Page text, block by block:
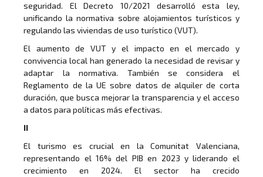
seguridad. El Decreto 10/2021 desarrolló esta ley,
unificando la normativa sobre alojamientos turísticos y
regulando las viviendas de uso turístico (VUT).
El aumento de VUT y el impacto en el mercado y
convivencia local han generado la necesidad de revisar y
adaptar la normativa. También se considera el
Reglamento de la UE sobre datos de alquiler de corta
duración, que busca mejorar la transparencia y el acceso
a datos para políticas más efectivas.
II
El turismo es crucial en la Comunitat Valenciana,
representando el 16% del PIB en 2023 y liderando el
crecimiento en 2024. El sector ha crecido